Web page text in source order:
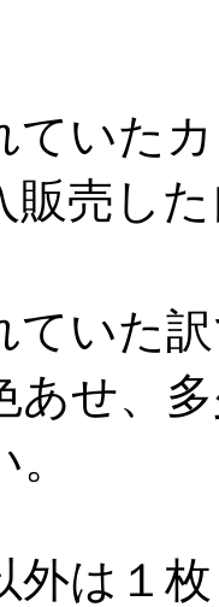
ていた
販売し
ていた
あせ、
外は１